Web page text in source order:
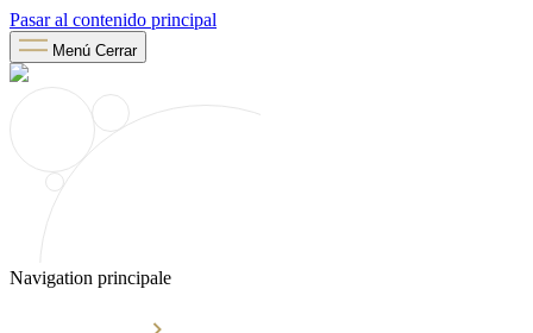
Pasar al contenido principal
Menú Cerrar
Navigation principale